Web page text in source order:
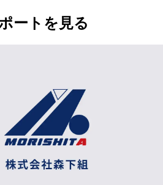
ートを​見る​